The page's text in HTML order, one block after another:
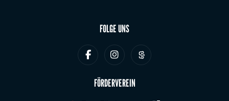
FOLGE UNS
FÖRDERVEREIN